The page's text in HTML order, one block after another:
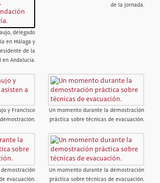
delegado
en Málaga y
de la
en Andalucía.
de la jornada.
y Francisco
Un momento durante la demostración
práctica sobre técnicas de evacuación.
evacuación.
Un momento durante la demostración
práctica sobre técnicas de evacuación.